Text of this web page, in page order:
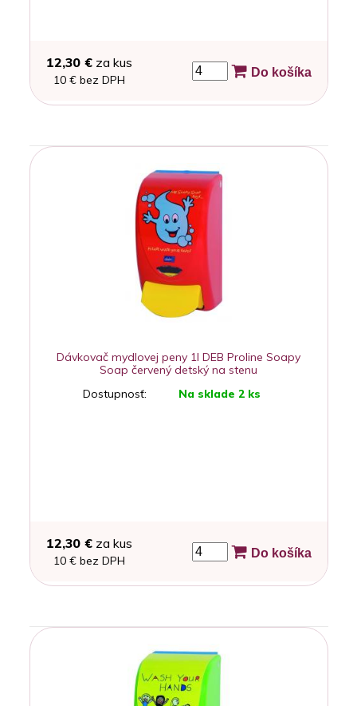
12,30 €za kus
10 € bez DPH
Do košíka
Dávkovač mydlovej peny 1l DEB Proline Soapy
Soap červený detský na stenu
Dostupnosť:
Na sklade 2 ks
12,30 €za kus
10 € bez DPH
Do košíka